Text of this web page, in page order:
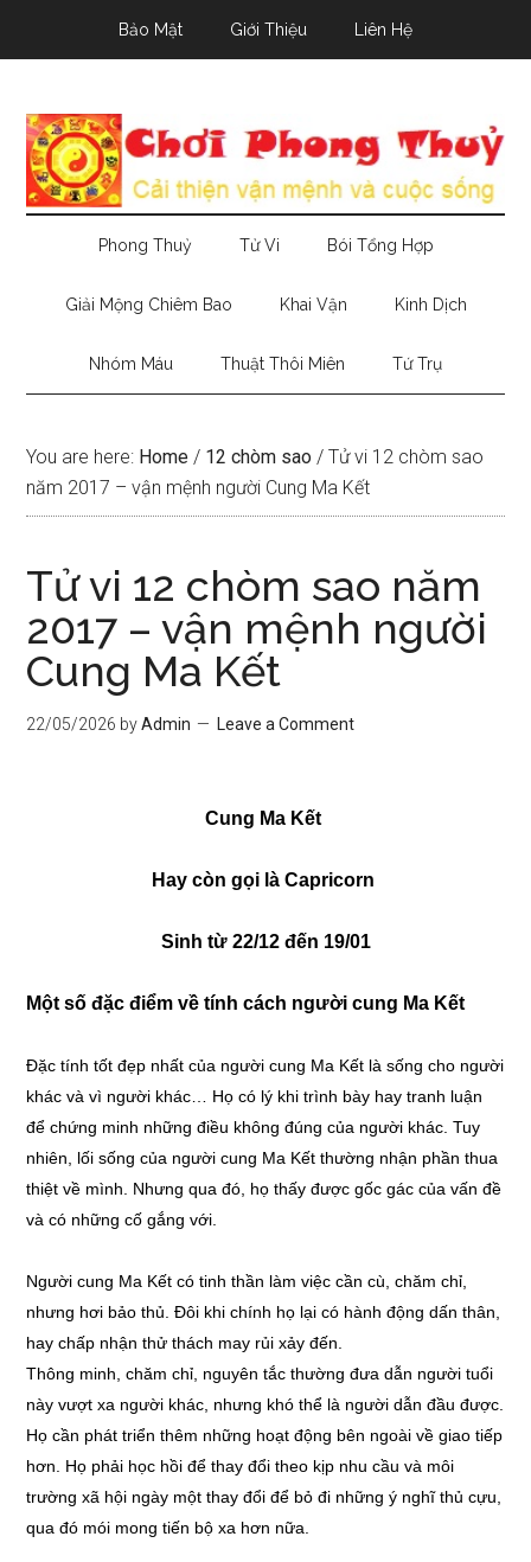
Bảo Mật Giới Thiệu Liên Hệ
Phong Thuỷ Tử Vi Bói Tổng Hợp
Giải Mộng Chiêm Bao Khai Vận Kinh Dịch
Nhóm Máu Thuật Thôi Miên Tứ Trụ
You are here: Home / 12 chòm sao / Tử vi 12 chòm sao
năm 2017 – vận mệnh người Cung Ma Kết
Tử vi 12 chòm sao năm
2017 – vận mệnh người
Cung Ma Kết
22/05/2026 byAdmin Leave a Comment
Cung Ma Kết
Hay còn gọi là Capricorn
Sinh từ 22/12 đến 19/01
Một số đặc điểm về tính cách người cung Ma Kết
Đặc tính tốt đẹp nhất của người cung Ma Kết là sống cho người
khác và vì người khác… Họ có lý khi trình bày hay tranh luận
để chứng minh những điều không đúng của người khác. Tuy
nhiên, lối sống của người cung Ma Kết thường nhận phần thua
thiệt về mình. Nhưng qua đó, họ thấy được gốc gác của vấn đề
và có những cố gắng với.
Người cung Ma Kết có tinh thần làm việc cần cù, chăm chỉ,
nhưng hơi bảo thủ. Đôi khi chính họ lại có hành động dấn thân,
hay chấp nhận thử thách may rủi xảy đến.
Thông minh, chăm chỉ, nguyên tắc thường đưa dẫn người tuổi
này vượt xa người khác, nhưng khó thể là người dẫn đầu được.
Họ cần phát triển thêm những hoạt động bên ngoài về giao tiếp
hơn. Họ phải học hồi để thay đổi theo kịp nhu cầu và môi
trường xã hội ngày một thay đổi để bỏ đi những ý nghĩ thủ cựu,
qua đó mói mong tiến bộ xa hơn nữa.